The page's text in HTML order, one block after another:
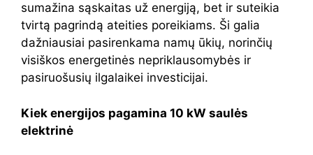
sumažina sąskaitas už energiją, bet ir suteikia
tvirtą pagrindą ateities poreikiams. Ši galia
dažniausiai pasirenkama namų ūkių, norinčių
visiškos energetinės nepriklausomybės ir
pasiruošusių ilgalaikei investicijai.
Kiek energijos pagamina 10 kW saulės
elektrinė